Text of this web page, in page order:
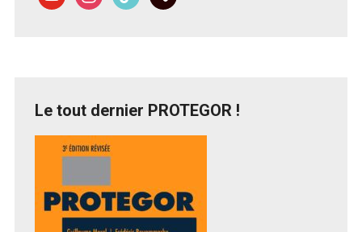
Le tout dernier PROTEGOR !